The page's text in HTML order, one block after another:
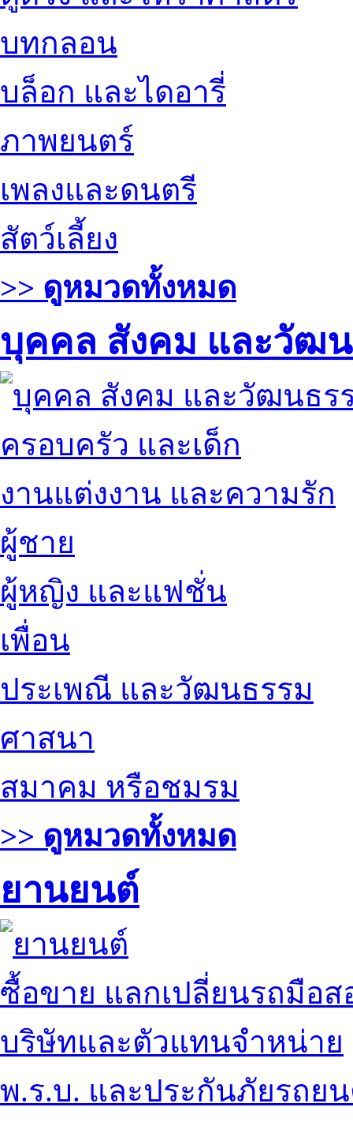
บทกลอน
บล็อก และไดอารี่
ภาพยนตร์
เพลงและดนตรี
สัตว์เลี้ยง
>> ดูหมวดทั้งหมด
บุคคล สังคม และวัฒ
ครอบครัว และเด็ก
งานแต่งงาน และความรัก
ผู้ชาย
ผู้หญิง และแฟชั่น
เพื่อน
ประเพณี และวัฒนธรรม
ศาสนา
สมาคม หรือชมรม
>> ดูหมวดทั้งหมด
ยานยนต์
ซื้อขาย แลกเปลี่ยนรถมือส
บริษัทและตัวแทนจำหน่าย
พ.ร.บ. และประกันภัยรถย